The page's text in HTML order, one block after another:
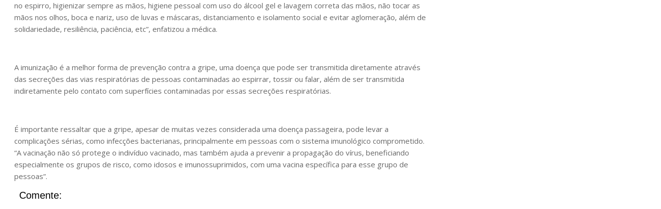
no espirro, higienizar sempre as mãos, higiene pessoal com uso do álcool gel e lavagem correta das mãos, não tocar as
mãos nos olhos, boca e nariz, uso de luvas e máscaras, distanciamento e isolamento social e evitar aglomeração, além de
solidariedade, resiliência, paciência, etc”, enfatizou a médica.
A imunização é a melhor forma de prevenção contra a gripe, uma doença que pode ser transmitida diretamente através
das secreções das vias respiratórias de pessoas contaminadas ao espirrar, tossir ou falar, além de ser transmitida
indiretamente pelo contato com superfícies contaminadas por essas secreções respiratórias.
É importante ressaltar que a gripe, apesar de muitas vezes considerada uma doença passageira, pode levar a
complicações sérias, como infecções bacterianas, principalmente em pessoas com o sistema imunológico comprometido.
“A vacinação não só protege o indivíduo vacinado, mas também ajuda a prevenir a propagação do vírus, beneficiando
especialmente os grupos de risco, como idosos e imunossuprimidos, com uma vacina específica para esse grupo de
pessoas”.
Comente: